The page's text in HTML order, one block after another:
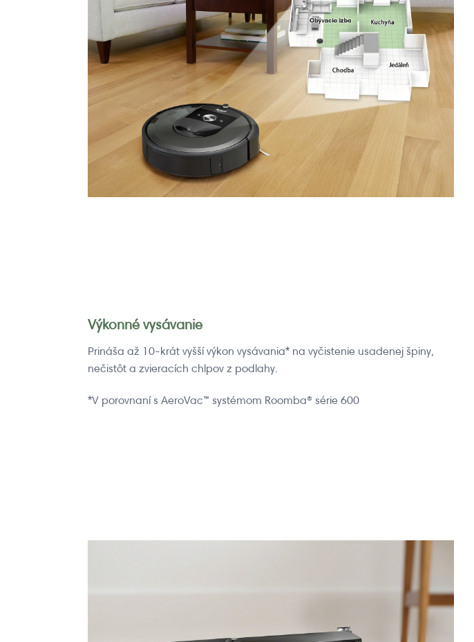
Výkonné vysávanie
Prináša až 10-krát vyšší výkon vysávania* na vyčistenie usadenej špiny,
nečistôt a zvieracích chlpov z podlahy.
*V porovnaní s AeroVac™ systémom Roomba® série 600